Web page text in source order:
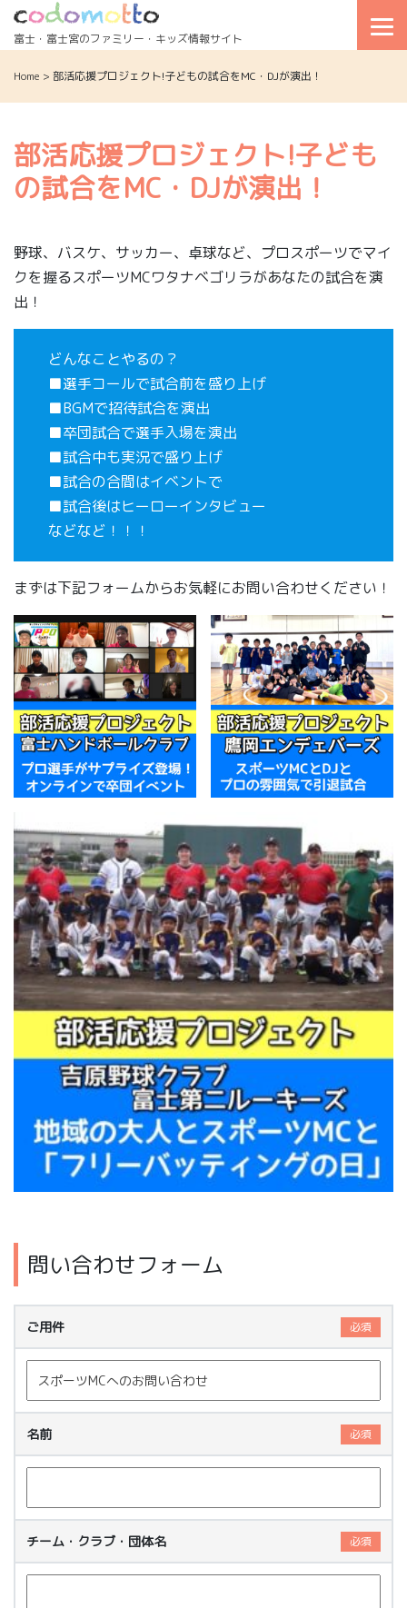
Skip
to
content
富士・富士宮のファミリー・キッズ情報サイト
Home > 部活応援プロジェクト!子どもの試合をMC・DJが演出！
部活応援プロジェクト!子ども
の試合をMC・DJが演出！
野球、バスケ、サッカー、卓球など、プロスポーツでマイ
クを握るスポーツMCワタナベゴリラがあなたの試合を演
出！
どんなことやるの？
■選手コールで試合前を盛り上げ
■BGMで招待試合を演出
■卒団試合で選手入場を演出
■試合中も実況で盛り上げ
■試合の合間はイベントで
■試合後はヒーローインタビュー
などなど！！！
まずは下記フォームからお気軽にお問い合わせください！
問い合わせフォーム
ご用件 必須
名前 必須
チーム・クラブ・団体名 必須